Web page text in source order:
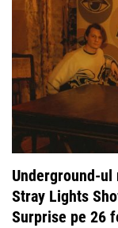
Underground-
Stray Lights
Surprise pe 26